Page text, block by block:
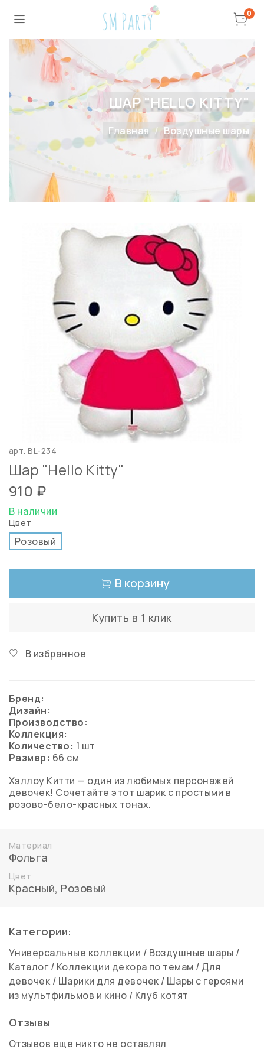
0
ШАР "HELLO KITTY"
Главная Воздушные шары
арт.BL-234
Шар "Hello Kitty"
910 ₽
В наличии
Цвет
Розовый
В корзину
Купить в 1 клик
В избранное
Бренд:
Дизайн:
Производство:
Коллекция:
Количество: 1 шт
Размер: 66 см
Хэллоу Китти — один из любимых персонажей
девочек! Сочетайте этот шарик с простыми в
розово-бело-красных тонах.
Материал
Фольга
Цвет
Красный, Розовый
Категории:
Универсальные коллекции / Воздушные шары /
Каталог / Коллекции декора по темам / Для
девочек / Шарики для девочек / Шары с героями
из мультфильмов и кино / Клуб котят
Отзывы
Отзывов еще никто не оставлял